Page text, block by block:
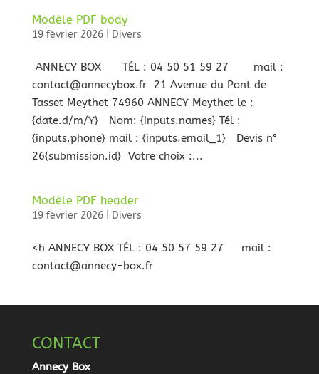
Modèle PDF body
19 février 2026| Divers
ANNECY BOX TÉL : 04 50 51 59 27 mail :
contact@annecybox.fr 21 Avenue du Pont de
Tasset Meythet 74960 ANNECY Meythet le :
{date.d/m/Y} Nom: {inputs.names} Tél :
{inputs.phone} mail : {inputs.email_1} Devis n°
26{submission.id} Votre choix :...
Modèle PDF header
19 février 2026| Divers
<h ANNECY BOX TÉL : 04 50 57 59 27 mail :
contact@annecy-box.fr
CONTACT
Annecy Box